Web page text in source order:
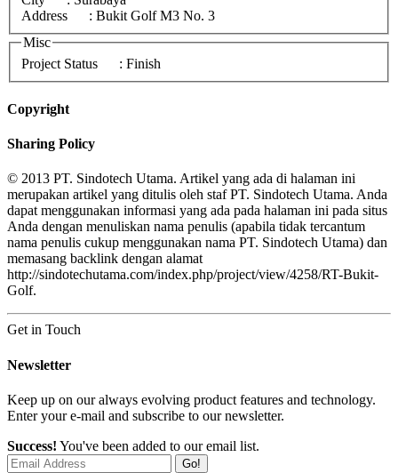
Address
: Bukit Golf M3 No. 3
Misc
Project Status
: Finish
Copyright
Sharing Policy
© 2013 PT. Sindotech Utama. Artikel yang ada di halaman ini
merupakan artikel yang ditulis oleh staf PT. Sindotech Utama. Anda
dapat menggunakan informasi yang ada pada halaman ini pada situs
Anda dengan menuliskan nama penulis (apabila tidak tercantum
nama penulis cukup menggunakan nama PT. Sindotech Utama) dan
memasang backlink dengan alamat
http://sindotechutama.com/index.php/project/view/4258/RT-Bukit-
Golf.
Get in Touch
Newsletter
Keep up on our always evolving product features and technology.
Enter your e-mail and subscribe to our newsletter.
Success! You've been added to our email list.
Go!